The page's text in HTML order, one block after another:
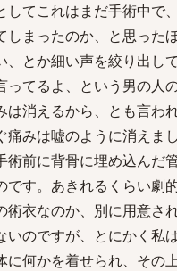
してこれはまだ手術中で
しまったのか、と思った
、とか細い声を絞り出し
ってるよ、という男の人
は消えるから、とも言わ
痛みは嘘のように消えま
術前に背骨に埋め込んだ
です。あきれるくらい劇
術衣なのか、別に用意さ
いのですが、とにかく私
に何かを着せられ、その